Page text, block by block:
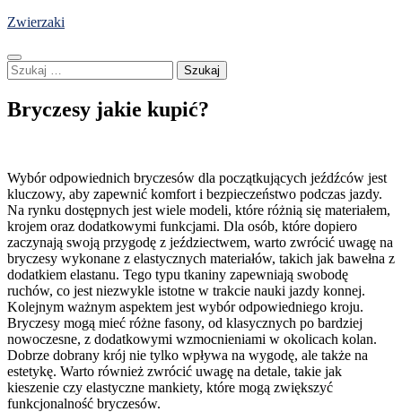
Skip
content
Zwierzaki
Szukaj:
Bryczesy jakie kupić?
Wybór odpowiednich bryczesów dla początkujących jeźdźców jest
kluczowy, aby zapewnić komfort i bezpieczeństwo podczas jazdy.
Na rynku dostępnych jest wiele modeli, które różnią się materiałem,
krojem oraz dodatkowymi funkcjami. Dla osób, które dopiero
zaczynają swoją przygodę z jeździectwem, warto zwrócić uwagę na
bryczesy wykonane z elastycznych materiałów, takich jak bawełna z
dodatkiem elastanu. Tego typu tkaniny zapewniają swobodę
ruchów, co jest niezwykle istotne w trakcie nauki jazdy konnej.
Kolejnym ważnym aspektem jest wybór odpowiedniego kroju.
Bryczesy mogą mieć różne fasony, od klasycznych po bardziej
nowoczesne, z dodatkowymi wzmocnieniami w okolicach kolan.
Dobrze dobrany krój nie tylko wpływa na wygodę, ale także na
estetykę. Warto również zwrócić uwagę na detale, takie jak
kieszenie czy elastyczne mankiety, które mogą zwiększyć
funkcjonalność bryczesów.